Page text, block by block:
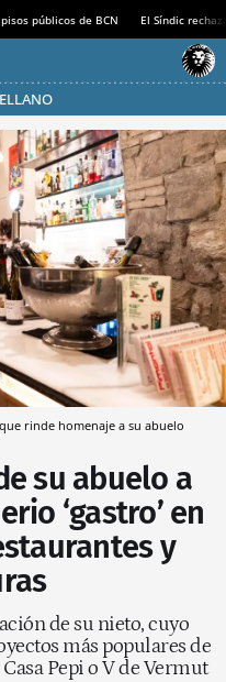
públicos de BCN El Síndic
rinde homenaje a su abuelo
su abuelo a
‘gastro’ en
y
de su nieto, cuyo
más populares de
Pepi o V de Vermut